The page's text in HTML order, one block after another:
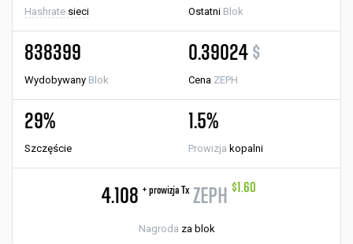
Hashrate sieci Ostatni Blok
838399
Wydobywany Blok
0.39024 $
Cena ZEPH
29%
Szczęście
1.5%
Prowizja kopalni
4.108 + prowizja Tx ZEPH $1.60
Nagroda za blok